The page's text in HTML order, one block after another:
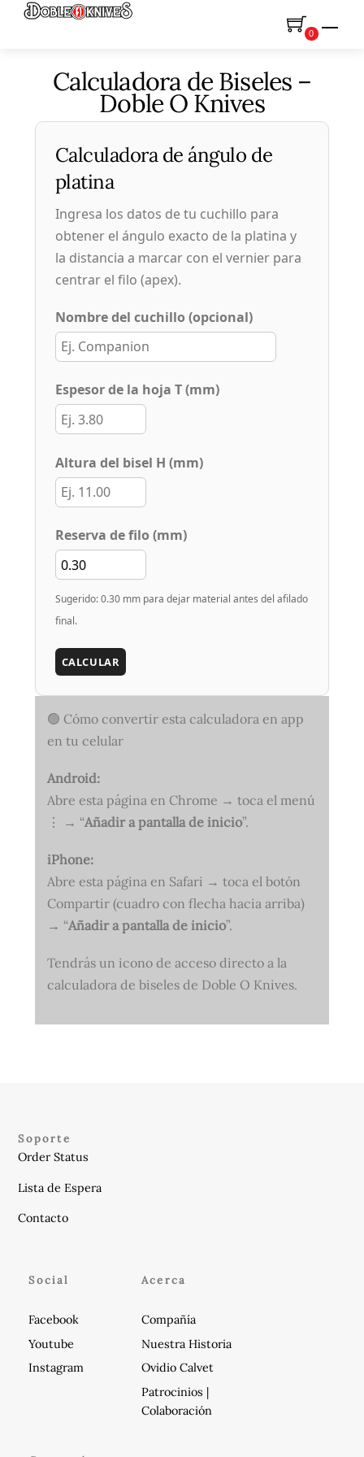
Skip
0
Calculadora de Biseles –
Doble O Knives
Calculadora de ángulo de
platina
Ingresa los datos de tu cuchillo para
obtener el ángulo exacto de la platina y
la distancia a marcar con el vernier para
centrar el filo (apex).
Nombre del cuchillo (opcional)
Espesor de la hoja T (mm)
Altura del bisel H (mm)
Reserva de filo (mm)
Sugerido: 0.30 mm para dejar material antes del afilado
final.
CALCULAR
🟢 Cómo convertir esta calculadora en app
en tu celular
Android:
Abre esta página en Chrome → toca el menú
⋮ → “Añadir a pantalla de inicio”.
iPhone:
Abre esta página en Safari → toca el botón
Compartir (cuadro con flecha hacia arriba)
→ “Añadir a pantalla de inicio”.
Tendrás un icono de acceso directo a la
calculadora de biseles de Doble O Knives.
Soporte
Order Status
Lista de Espera
Contacto
Social
Facebook
Youtube
Instagram
Acerca
Compañía
Nuestra Historia
Ovidio Calvet
Patrocinios |
Colaboración